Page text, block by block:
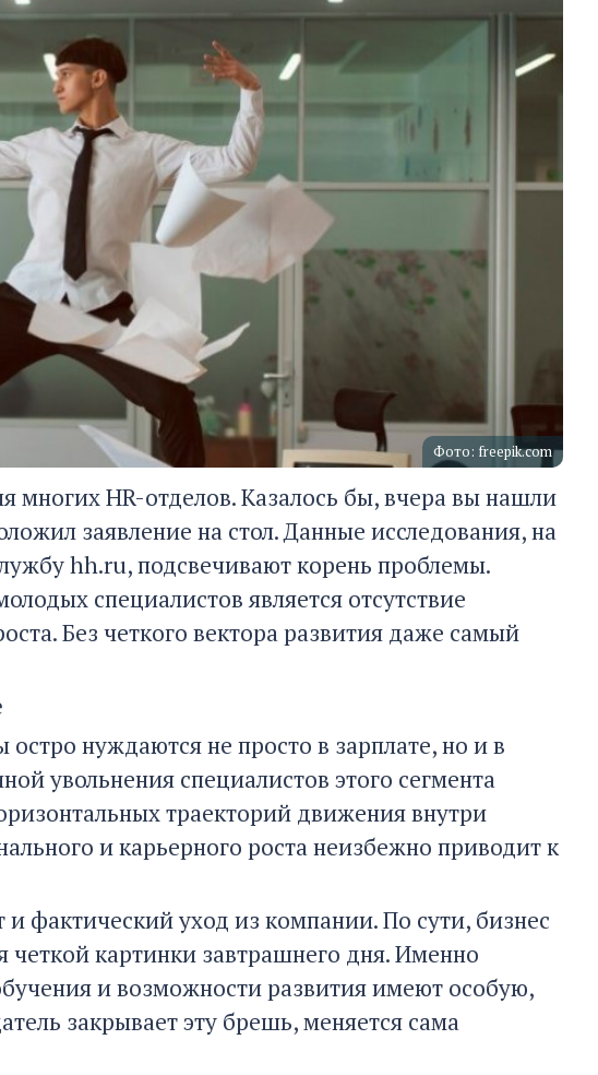
Фото: freepik.com
многих HR-отделов. Казалось бы, вчера вы нашли
заявление на стол. Данные исследования, на
hh.ru, подсвечивают корень проблемы.
специалистов является отсутствие
Без четкого вектора развития даже самый
нуждаются не просто в зарплате, но и в
увольнения специалистов этого сегмента
траекторий движения внутри
и карьерного роста неизбежно приводит к
и фактический уход из компании. По сути, бизнес
четкой картинки завтрашнего дня. Именно
и возможности развития имеют особую,
закрывает эту брешь, меняется сама